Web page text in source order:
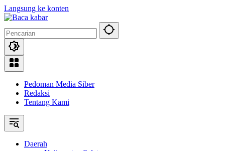
Langsung ke konten
Pedoman Media Siber
Redaksi
Tentang Kami
Daerah